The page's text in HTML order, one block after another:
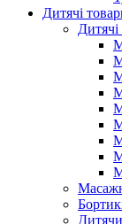
Дитячі